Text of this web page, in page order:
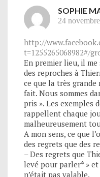
SOPHIE
24
http://
t=1255265068982#/
En premier lieu, il
des reproches à
ce que la très
fait. Nous sommes
pris ». Les exemples
rappellent chaque
malheureusement
A mon sens, ce que
des regrets que des
– Des regrets que
levé pour parler* »
n’était pas valable.